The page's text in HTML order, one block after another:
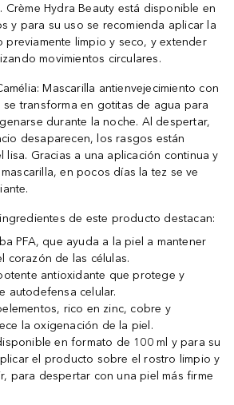
Crème Hydra Beauty está disponible en
y para su uso se recomienda aplicar la
previamente limpio y seco, y extender
movimientos circulares.
Mascarilla antienvejecimiento con
se transforma en gotitas de agua para
durante la noche. Al despertar,
desaparecen, los rasgos están
lisa. Gracias a una aplicación continua y
en pocos días la tez se ve
de este producto destacan:
PFA, que ayuda a la piel a mantener
corazón de las células.
antioxidante que protege y
autodefensa celular.
rico en zinc, cobre y
la oxigenación de la piel.
en formato de 100 ml y para su
el producto sobre el rostro limpio y
para despertar con una piel más firme